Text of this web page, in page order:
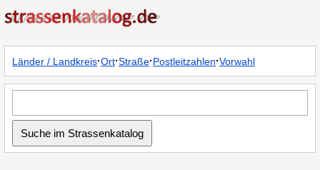
Länder / Landkreis·Ort·Straße·Postleitzahlen·Vorwahl